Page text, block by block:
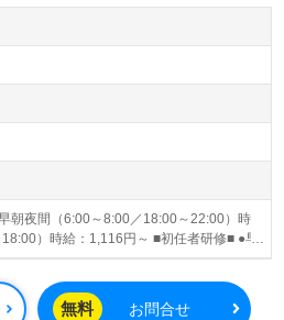
が多数★ ■施設見学も随時受付
ください。
朝夜間（6:00～8:00／18:00～22:00）時
）時給：1,116円～ ■初任者研修■ ●早
）時給：1,116円～ ●日中帯（8:00～
無料 お問合せ